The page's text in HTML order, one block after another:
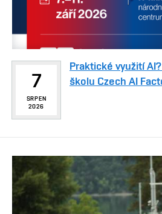
7
SRPEN
2026
Praktické využití
školu Czech AI